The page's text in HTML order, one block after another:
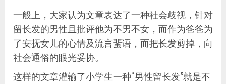
一般上，大家认为文章表达了一种社会歧视，针对
留长发的男性且批评他为不男不女，而作为爸爸为
了安抚女儿的心情及流言蜚语，而把长发剪掉，向
社会通俗的眼光妥协。
这样的文章灌输了小学生一种“男性留长发”就是不